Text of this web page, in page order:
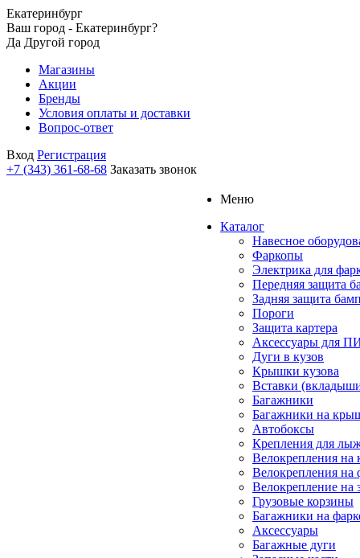
Екатеринбург
Ваш город - Екатеринбург?
Да Другой город
Магазины
Акции
Бренды
Условия оплаты и доставки
Вопрос-ответ
Вход Регистрация
+7 (343) 361-68-68 Заказать звонок
Меню
Каталог
Навесное
Фаркопы
Электрика для
Передняя защита
Задняя защита
Пороги
Защита картера
Аксессуары для
Дуги в кузов
Крышки кузова
Вставки
Багажники
Багажники на
Автобоксы
Крепления для
Велокрепления
Велокрепления на
Велокрепление на
Грузовые корзины
Багажники на
Аксессуары
Багажные дуги